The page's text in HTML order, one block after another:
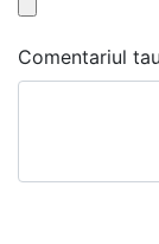
Comentariul tau